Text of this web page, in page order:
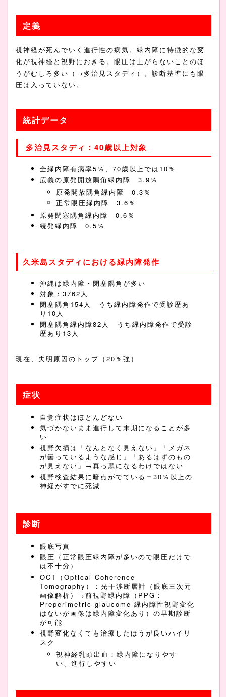
定義
視神経が死んでいく進行性の病気。緑内障に特徴的な変
化が視神経と視野におきる。眼圧は上がらないことのほ
うがむしろ多い（→多治見スタディ）。診断基準にも眼
圧は入っていない。
統計データ
多治見スタディ：40歳以上対象
全緑内障有病率5％、70歳以上では10％
広義の原発開放隅角緑内障 3.9％
原発開放隅角緑内障 0.3％
正常眼圧緑内障 3.6％
原発閉塞隅角緑内障 0.6％
続発緑内障 0.5％
久米島スタディにおける緑内障発作
沖縄は緑内障・閉塞隅角が多い
対象：3762人
閉塞隅角154人 うち緑内障発作で受診歴あ
り10人
閉塞隅角緑内障82人 うち緑内障発作で受診
歴あり13人
現在、失明原因のトップ（20％強）
症状
自覚症状はほとんどない
気づかないまま進行して末期になることが多
い
視野欠損は「なんとなく見えない」「メガネ
が曇っているような感じ」「あるはずのもの
が見えない」→真っ黒になるわけではない
視野検査結果に暗点がでている＝30％以上の
神経がすでに死滅
診断
眼底写真
眼圧（正常眼圧緑内障が多いので眼圧だけで
は不十分）
OCT（Optical Coherence
Tomography）：光干渉断層計（眼底三次元
画像解析）→前視野緑内障（PPG：
Preperimetric glaucome 緑内障性視野変化
はないが画像は緑内障変化あり）の早期診断
が可能
視野変化なくても治療したほうが良いハイリ
スク
視神経乳頭出血：緑内障になりやす
い、進行しやすい